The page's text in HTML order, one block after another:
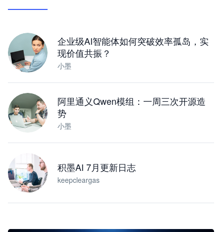
企业级AI智能体如何突破效率孤岛，实
现价值共振？
小墨
阿里通义Qwen模组：一周三次开源造
势
小墨
积墨AI 7月更新日志
keepcleargas